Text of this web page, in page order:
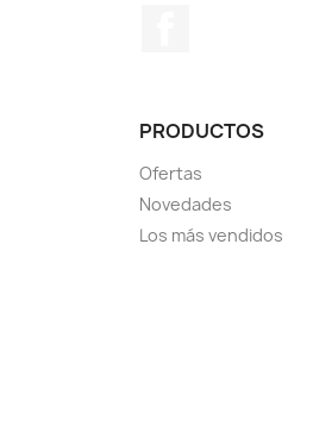
PRODUCTOS
Ofertas
Novedades
Los más vendidos